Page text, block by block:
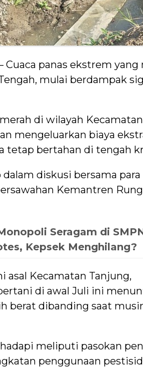
Cuaca panas ekstrem yang
mulai berdampak
di wilayah
mengeluarkan biaya
tetap bertahan di tengah
diskusi bersama
Kemantren
Seragam di
Kepsek Menghilang?
asal Kecamatan Tanjung,
di awal Juli ini
berat dibanding saat
meliputi pasokan
penggunaan